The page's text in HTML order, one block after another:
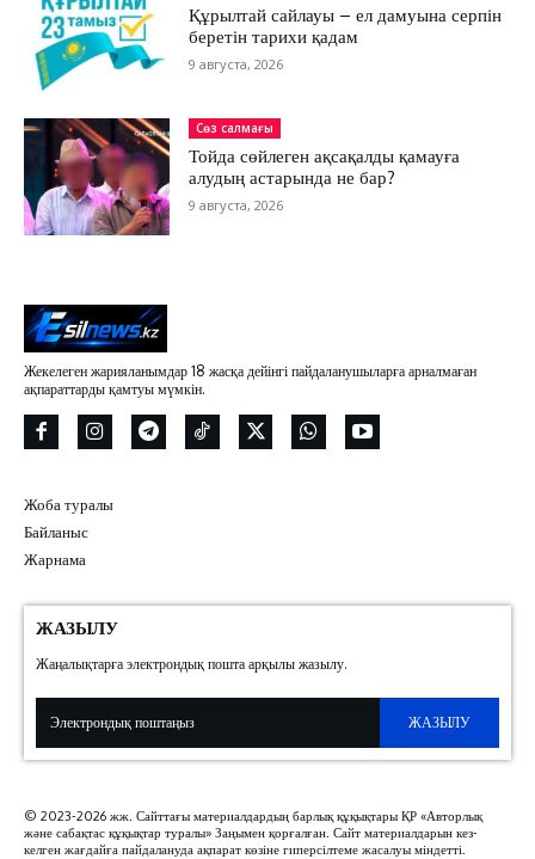
Құрылтай сайлауы – ел дамуына серпін
беретін тарихи қадам
9 августа, 2026
Сөз салмағы
Тойда сөйлеген ақсақалды қамауға
алудың астарында не бар?
9 августа, 2026
Жекелеген жарияланымдар 18 жасқа дейінгі пайдаланушыларға арналмаған
ақпараттарды қамтуы мүмкін.
Жоба туралы
Байланыс
Жарнама
ЖАЗЫЛУ
Жаңалықтарға электрондық пошта арқылы жазылу.
ЖАЗЫЛУ
© 2023-2026 жж. Сайттағы материалдардың барлық құқықтары ҚР «Авторлық
және сабақтас құқықтар туралы» Заңымен қорғалған. Сайт материалдарын кез-
келген жағдайға пайдалануда ақпарат көзіне гиперсілтеме жасалуы міндетті.